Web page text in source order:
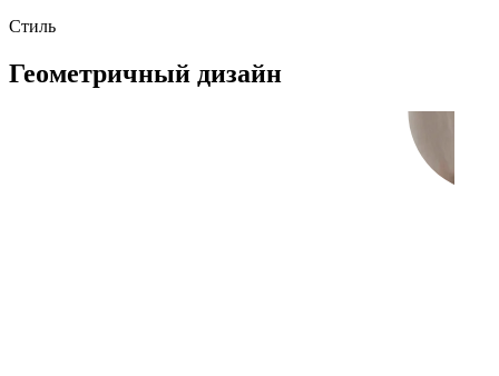
Стиль
Геометричный дизайн